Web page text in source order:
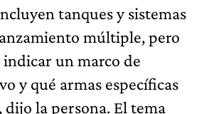
tanques y sistemas
múltiple, pero
un marco de
y qué armas específicas
la persona. El tema